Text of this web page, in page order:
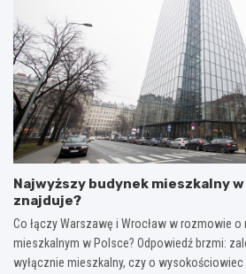
Najwyższy budynek mieszkalny
znajduje?
Co łączy Warszawę i Wrocław w rozmowie o
mieszkalnym w Polsce? Odpowiedź brzmi:
wyłącznie mieszkalny, czy o